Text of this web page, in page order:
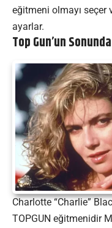
eğitmeni olmayı seçer
ayarlar.
Top Gun’un
Charlotte “Charlie”
TOPGUN eğitmenidir